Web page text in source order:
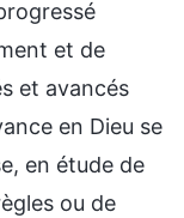
et de
et avancés
en Dieu se
en étude de
ou de